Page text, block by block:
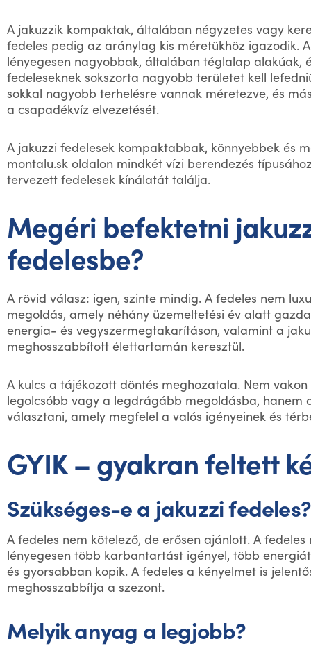
A jakuzzik kompaktak, általában négyzetes vagy
fedeles pedig az aránylag kis méretükhöz igazodik.
lényegesen nagyobbak, általában téglalap alakúak,
fedeleseknek sokszorta nagyobb területet kell
sokkal nagyobb terhelésre vannak méretezve, és
a csapadékvíz elvezetését.
A jakuzzi fedelesek kompaktabbak, könnyebbek és
montalu.sk oldalon mindkét vízi berendezés
tervezett fedelesek kínálatát találja.
Megéri befektetni
fedelesbe?
A rövid válasz: igen, szinte mindig. A fedeles nem
megoldás, amely néhány üzemeltetési év alatt
energia- és vegyszermegtakarításon, valamint a
meghosszabbított élettartamán keresztül.
A kulcs a tájékozott döntés meghozatala. Nem
legolcsóbb vagy a legdrágább megoldásba, hanem
választani, amely megfelel a valós igényeinek és
GYIK – gyakran feltett
Szükséges-e a jakuzzi fedeles?
A fedeles nem kötelező, de erősen ajánlott. A fedeles
lényegesen több karbantartást igényel, több
és gyorsabban kopik. A fedeles a kényelmet is
meghosszabbítja a szezont.
Melyik anyag a legjobb?